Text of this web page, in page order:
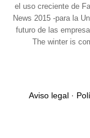
el uso creciente de
News 2015 -para la
futuro de las
The winter is
Aviso legal·